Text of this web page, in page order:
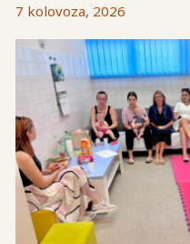
7 kolovoza, 2026